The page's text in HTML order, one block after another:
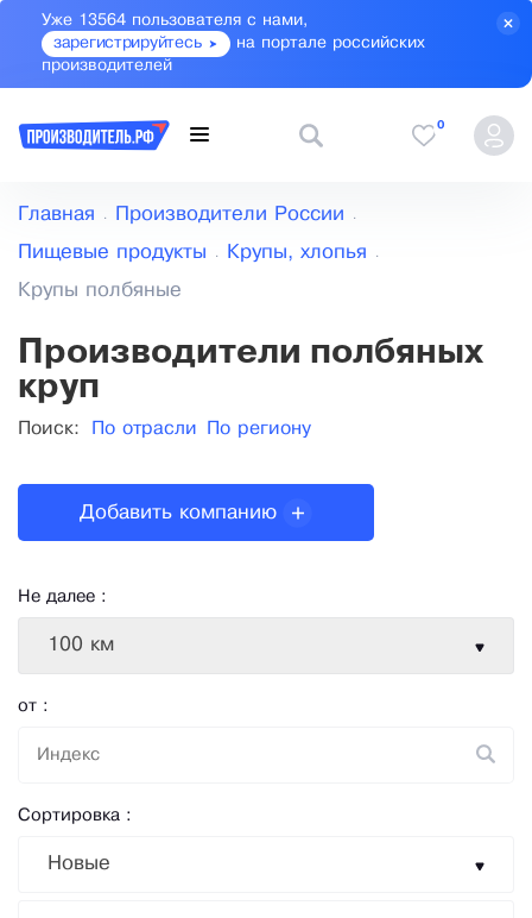
Уже 13564 пользователя с нами,
зарегистрируйтесь
на портале российских
производителей
0
Главная Производители России
Пищевые продукты Крупы, хлопья
Крупы полбяные
Производители полбяных
круп
Поиск: По отрасли По региону
Не далее :
100 км
от :
Сортировка :
Новые
Добавить компанию